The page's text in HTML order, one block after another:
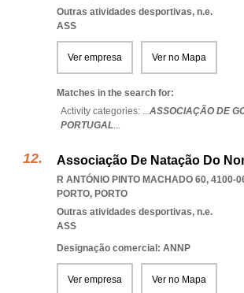
Outras atividades desportivas, n.e.
ASS
Ver empresa Ver no Mapa
Matches in the search for:
Activity categories: ...ASSOCIAÇÃO DE
PORTUGAL...
Associação De Natação Do
R ANTÓNIO PINTO MACHADO 60, 4100-
PORTO, PORTO
Outras atividades desportivas, n.e.
ASS
Designação comercial: ANNP
Ver empresa Ver no Mapa